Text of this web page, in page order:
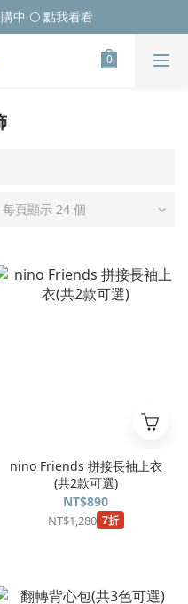
中 🌕 點我看看
每頁顯示 24 個
nino Friends 拼接長袖上衣
(共2款可選)
NT$890
NT$1,280 7折